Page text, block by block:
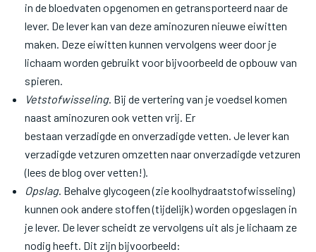
in de bloedvaten opgenomen en getransporteerd naar de
lever. De lever kan van deze aminozuren nieuwe eiwitten
maken. Deze eiwitten kunnen vervolgens weer door je
lichaam worden gebruikt voor bijvoorbeeld de opbouw van
spieren.
Vetstofwisseling. Bij de vertering van je voedsel komen
naast aminozuren ook vetten vrij. Er
bestaan verzadigde en onverzadigde vetten. Je lever kan
verzadigde vetzuren omzetten naar onverzadigde vetzuren
(lees de blog over vetten!).
Opslag. Behalve glycogeen (zie koolhydraatstofwisseling)
kunnen ook andere stoffen (tijdelijk) worden opgeslagen in
je lever. De lever scheidt ze vervolgens uit als je lichaam ze
nodig heeft. Dit zijn bijvoorbeeld: